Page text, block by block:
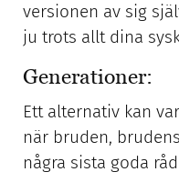
versionen av sig
ju trots allt dina
Generationer:
Ett alternativ kan
när bruden,
några sista goda